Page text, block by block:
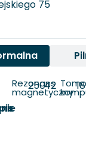
75
Rezonans
magnetyczny
25042